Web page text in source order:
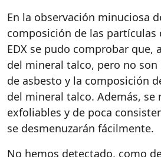
En la observación minuciosa
composición de las partículas
EDX se pudo comprobar que,
del mineral talco, pero no son
de asbesto y la composición
del mineral talco. Además, se
exfoliables y de poca
se desmenuzarán fácilmente.
No hemos detectado, como